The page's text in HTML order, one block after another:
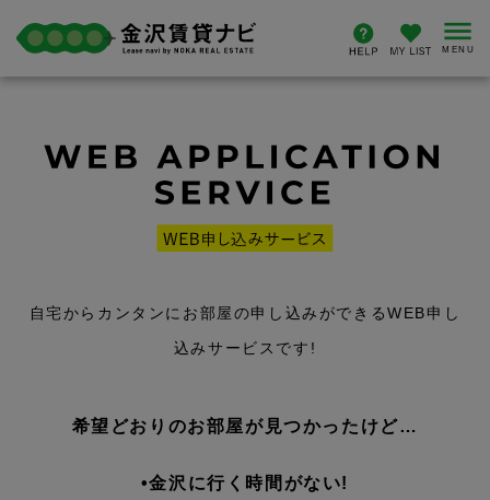
自宅からカンタンにお部屋の申し込みができるWEB申し
込みサービスです!
希望どおりのお部屋が見つかったけど…
•金沢に行く時間がない!